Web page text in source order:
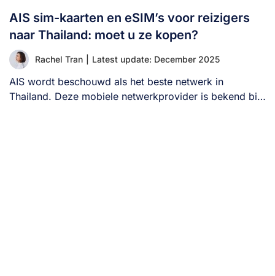
AIS sim-kaarten en eSIM’s voor reizigers
naar Thailand: moet u ze kopen?
Rachel Tran Latest update: December 2025
AIS wordt beschouwd als het beste netwerk in
Thailand. Deze mobiele netwerkprovider is bekend bij